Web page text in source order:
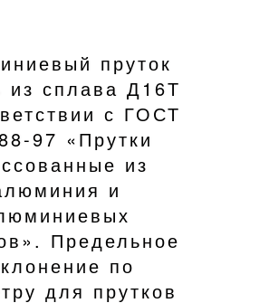
пруток
из сплава Д16Т
с ГОСТ
97 «Прутки
из
и
Предельное
по
для прутков